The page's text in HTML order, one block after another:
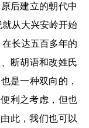
后建立的朝代中
从大兴安岭开始
长达五百多年的
断胡语和改姓氏
是一种双向的，
利之考虑，但也
此，我们也可以